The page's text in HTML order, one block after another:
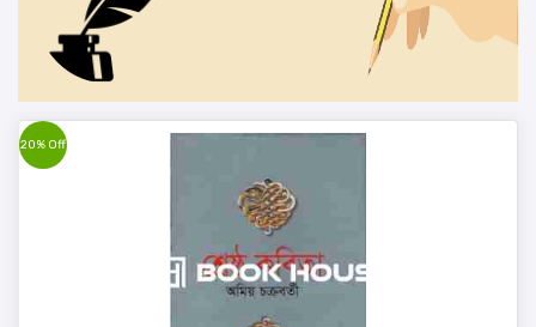
20% Off